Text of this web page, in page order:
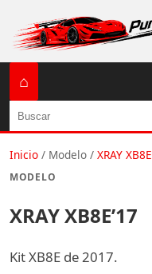
⌂
Buscar
Inicio / Modelo / XRAY XB8E
MODELO
XRAY XB8E’17
Kit XB8E de 2017.